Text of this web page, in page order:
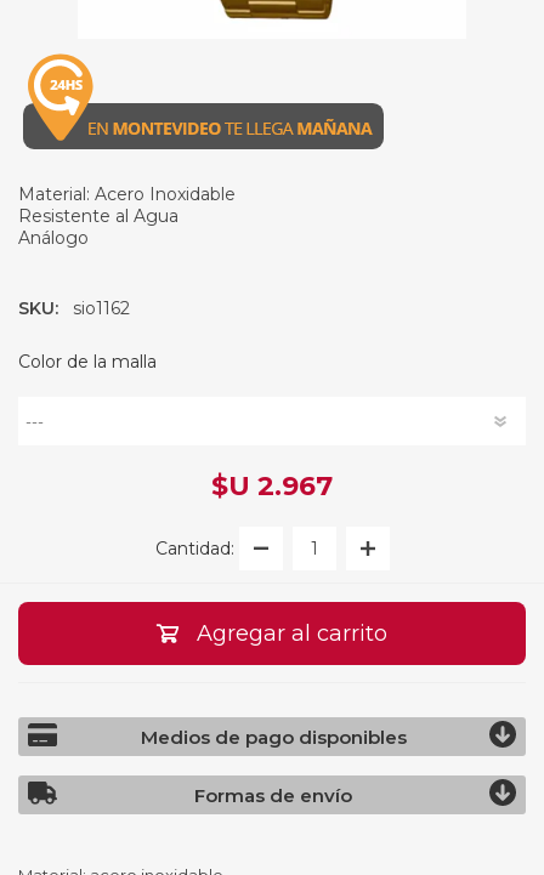
Material: Acero Inoxidable
Resistente al Agua
Análogo
SKU: sio1162
Color de la malla
$U 2.967
Cantidad:
Agregar al carrito
Medios de pago disponibles
Formas de envío